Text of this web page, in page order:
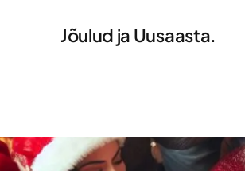
Jõulud ja Uusaasta.